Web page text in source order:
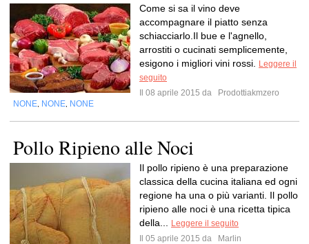
Come si sa il vino deve
accompagnare il piatto senza
schiacciarlo.Il bue e l'agnello,
arrostiti o cucinati semplicemente,
esigono i migliori vini rossi.
Leggere il
seguito
Il 08 aprile 2015 da
Prodottiakmzero
NONE NONE NONE
Pollo Ripieno alle Noci
Il pollo ripieno è una preparazione
classica della cucina italiana ed ogni
regione ha una o più varianti. Il pollo
ripieno alle noci è una ricetta tipica
della...
Leggere il seguito
Il 05 aprile 2015 da
Marlin